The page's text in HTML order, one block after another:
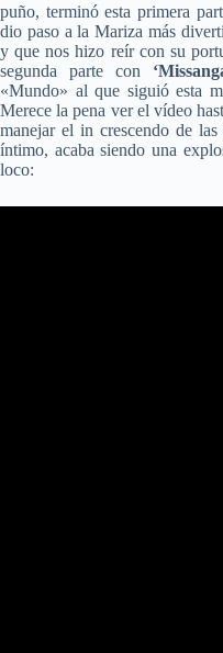
puño, terminó esta primera
dio paso a la Mariza más
y que nos hizo reír con su
segunda parte con
«Mundo» al que siguió esta
Merece la pena ver el vídeo
manejar el in crescendo de
íntimo, acaba siendo una
loco: